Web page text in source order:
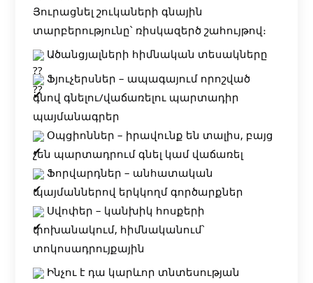
Յուրացնել շուկաների գնային
տարբերությունը՝ ռիսկազերծ շահույթով։
Ածանցյալների հիմնական տեսակները
Ֆյուչերսներ – ապագայում որոշված
գնով գնելու/վաճառելու պարտադիր
պայմանագրեր
Օպցիոններ – իրավունք են տալիս, բայց
չեն պարտադրում գնել կամ վաճառել
Ֆորվարդներ – անհատական
պայմաններով երկկողմ գործարքներ
Սվոփեր – կանխիկ հոսքերի
փոխանակում, հիմնականում՝
տոկոսադրույքային
Ինչու է դա կարևոր տնտեսության